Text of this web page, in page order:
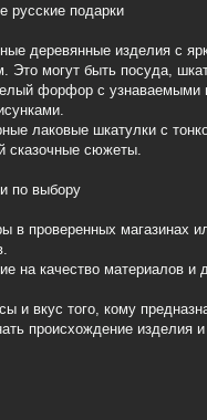
русские подарки
деревянные изделия с
Это могут быть посуда,
форфор с узнаваемыми
лаковые шкатулки с
сказочные сюжеты.
по выбору
в проверенных магазинах
на качество материалов и
и вкус того, кому
происхождение изделия